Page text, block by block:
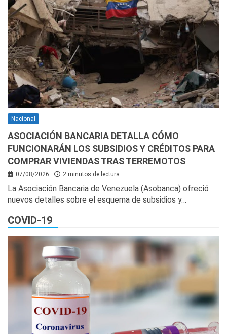
Nacional
ASOCIACIÓN BANCARIA DETALLA CÓMO
FUNCIONARÁN LOS SUBSIDIOS Y CRÉDITOS PARA
COMPRAR VIVIENDAS TRAS TERREMOTOS
07/08/2026 2 minutos de lectura
La Asociación Bancaria de Venezuela (Asobanca) ofreció
nuevos detalles sobre el esquema de subsidios y…
COVID-19